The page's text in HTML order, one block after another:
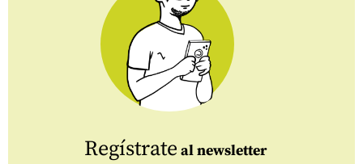
Regístrate al newsletter